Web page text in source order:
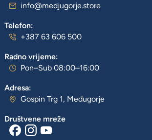
info@medjugorje.store
Telefon:
+387 63 606 500
Radno vrijeme:
Pon–Sub 08:00–16:00
Adresa:
Gospin Trg 1, Međugorje
Društvene mreže